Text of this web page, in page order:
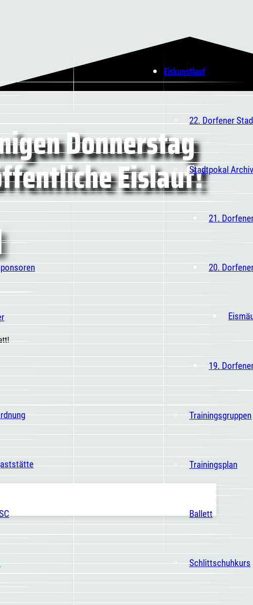
Eiskunstlauf
22. Dorfener
Stadtpokal Archiv
21.
20.
19.
Trainingsgruppen
Trainingsplan
Ballett
Schlittschuhkurs
Donnerstag
Eislauf!